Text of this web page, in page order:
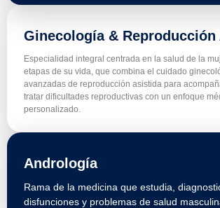
Ginecología &
Especialidad integral centrada en la salud de la
etapas de su vida, que combina el cuidado
avanzadas de reproducción asistida para
tratar dificultades reproductivas con un enfoque
personalizado.
Andrología
Rama de la medicina que estudia,
disfunciones y problemas de salud